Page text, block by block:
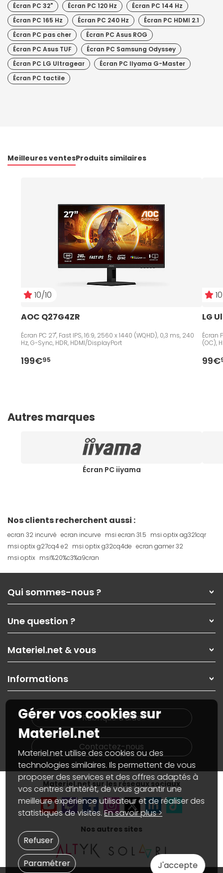
Écran PC 32"
Écran PC 120 Hz
Écran PC 144 Hz
Écran PC 165 Hz
Écran PC 240 Hz
Écran PC HDMI 2.1
Écran PC pas cher
Écran PC Asus ROG
Écran PC Asus TUF
Écran PC Samsung Odyssey
Écran PC LG Ultragear
Écran PC IIyama G-Master
Écran PC tactile
Meilleures ventesProduits similaires
10/10
AOC Q27G4ZR
Écran PC 27", Fast IPS, 16:9, 2560 x 1440 (WQHD), 0,3 ms, 240
Hz, G-Sync, HDR, HDMI/DisplayPort
199€95
LG
Écran
(OC),
99€
Autres marques
Écran PC iiyama
Nos clients recherchent aussi :
ecran 32 incurvé ecran incurve msi ecran 31.5 msi optix ag321cqr
msi optix g27cq4 e2 msi optix g32cq4de ecran gamer 32
msi optix msi%20%c3%a9cran
Qui sommes-nous ?
Nos services
Les magasins Materiel.net
Nos solutions pour les pros
Contactez-nous
Une question ?
Paiement, livraison
Garanties,Pack Zen
SAV, demander un retour
Informations
Materiel.net & vous
On rachète votre carte graphique
PC sur mesure : Votre RDV personnalisé
Notre démarche écologique
Materiel.net recrute
Notre programme d'affiliation
Partenariat & Sponsoring
Informations
Plan du site
Nos marques
Conditions générales de vente
Marketplace
Informations légales
Données personnelles etcookies
Gérer vos cookies
Accessibilité : non conforme
Rubrique d'aide
Contactez-nous
Materiel.net sur les réseaux sociaux
Nos autres sites
Gérer vos cookies sur
Materiel.net
Materiel.net utilise des cookies ou des
technologies similaires. Ils permettent de vous
proposer des services et des offres adaptés à
vos centres d’intérêt, de vous garantir une
meilleure expérience utilisateur et de réaliser des
statistiques de visites.En savoir plus >
J'accepte
Paramétrer
Refuser